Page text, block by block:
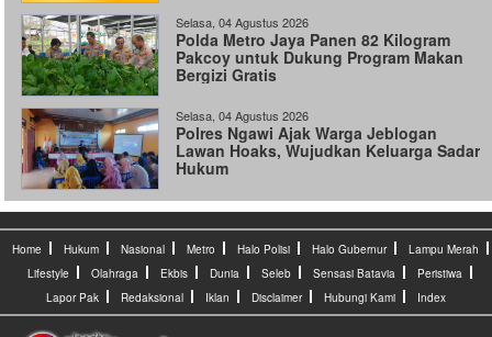
Selasa, 04 Agustus 2026
Polda Metro Jaya Panen 82 Kilogram
Pakcoy untuk Dukung Program Makan
Bergizi Gratis
Selasa, 04 Agustus 2026
Polres Ngawi Ajak Warga Jeblogan
Lawan Hoaks, Wujudkan Keluarga Sadar
Hukum
Home Hukum Nasional Metro Halo Polisi Halo Gubernur
Lampu Merah
Lifestyle
Olahraga Ekbis Dunia Seleb Sensasi Batavia
Peristiwa
Lapor Pak
Redaksional Iklan Disclaimer Hubungi Kami Index